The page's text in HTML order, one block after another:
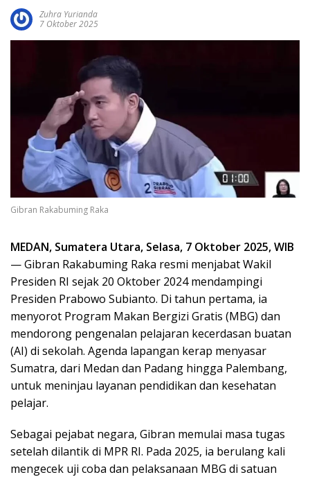
Zuhra Yurianda
7 Oktober 2025
Gibran Rakabuming Raka
MEDAN, Sumatera Utara, Selasa, 7 Oktober 2025, WIB
— Gibran Rakabuming Raka resmi menjabat Wakil
Presiden RI sejak 20 Oktober 2024 mendampingi
Presiden Prabowo Subianto. Di tahun pertama, ia
menyorot Program Makan Bergizi Gratis (MBG) dan
mendorong pengenalan pelajaran kecerdasan buatan
(AI) di sekolah. Agenda lapangan kerap menyasar
Sumatra, dari Medan dan Padang hingga Palembang,
untuk meninjau layanan pendidikan dan kesehatan
pelajar.
Sebagai pejabat negara, Gibran memulai masa tugas
setelah dilantik di MPR RI. Pada 2025, ia berulang kali
mengecek uji coba dan pelaksanaan MBG di satuan